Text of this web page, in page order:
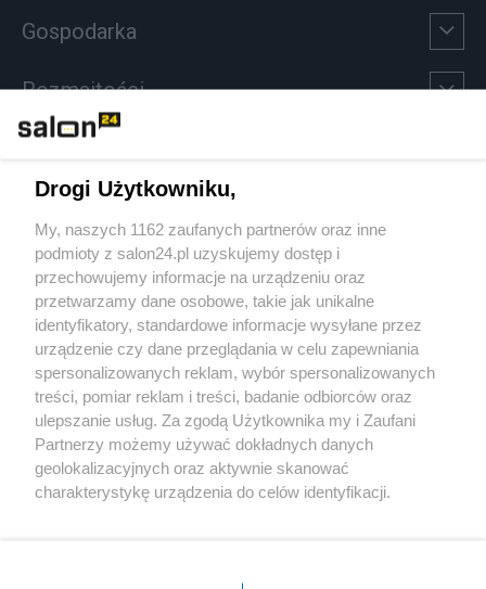
Gospodarka
Rozmaitości
Sport
Społeczeństwo
Kultura
X Facebook Instagram Youtube
Drogi Użytkowniku,
My, naszych 1162 zaufanych partnerów oraz inne
podmioty z salon24.pl uzyskujemy dostęp i
przechowujemy informacje na urządzeniu oraz
przetwarzamy dane osobowe, takie jak unikalne
identyfikatory, standardowe informacje wysyłane przez
urządzenie czy dane przeglądania w celu zapewniania
spersonalizowanych reklam, wybór spersonalizowanych
treści, pomiar reklam i treści, badanie odbiorców oraz
ulepszanie usług. Za zgodą Użytkownika my i Zaufani
Partnerzy możemy używać dokładnych danych
geolokalizacyjnych oraz aktywnie skanować
charakterystykę urządzenia do celów identyfikacji.